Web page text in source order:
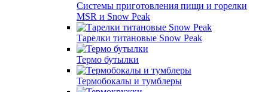
Системы приготовления пищи и горелки
MSR и Snow Peak
Тарелки титановые Snow Peak
Термо бутылки
Термобокалы и тумблеры